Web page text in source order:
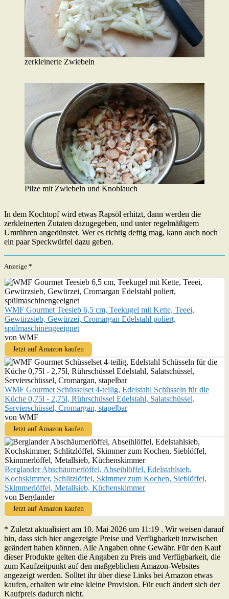
zerkleinerte Zwiebeln
Pilze mit Zwiebeln und Knoblauch
In dem Kochtopf wird etwas Rapsöl erhitzt, dann werden die
zerkleinerten Zutaten dazugegeben, und unter regelmäßigem
Umrühren angedünstet. Wer es richtig deftig mag, kann auch noch
ein paar Speckwürfel dazu geben.
Anzeige *
WMF Gourmet Teesieb 6,5 cm, Teekugel mit Kette, Teeei,
Gewürzsieb, Gewürzei, Cromargan Edelstahl poliert,
spülmaschinengeeignet
von WMF
Jetzt auf Amazon kaufen
WMF Gourmet Schüsselset 4-teilig, Edelstahl Schüsseln für die
Küche 0,75l - 2,75l, Rührschüssel Edelstahl, Salatschüssel,
Servierschüssel, Cromargan, stapelbar
von WMF
Jetzt auf Amazon kaufen
Berglander Abschäumerlöffel, Abseihlöffel, Edelstahlsieb,
Kochskimmer, Schlitzlöffel, Skimmer zum Kochen, Sieblöffel,
Skimmerlöffel, Metallsieb, Küchenskimmer
von Berglander
Jetzt auf Amazon kaufen
* Zuletzt aktualisiert am 10. Mai 2026 um 11:19 . Wir weisen darauf
hin, dass sich hier angezeigte Preise und Verfügbarkeit inzwischen
geändert haben können. Alle Angaben ohne Gewähr. Für den Kauf
dieser Produkte gelten die Angaben zu Preis und Verfügbarkeit, die
zum Kaufzeitpunkt auf den maßgeblichen Amazon-Websites
angezeigt werden. Solltet ihr über diese Links bei Amazon etwas
kaufen, erhalten wir eine kleine Provision. Für euch ändert sich der
Kaufpreis dadurch nicht.